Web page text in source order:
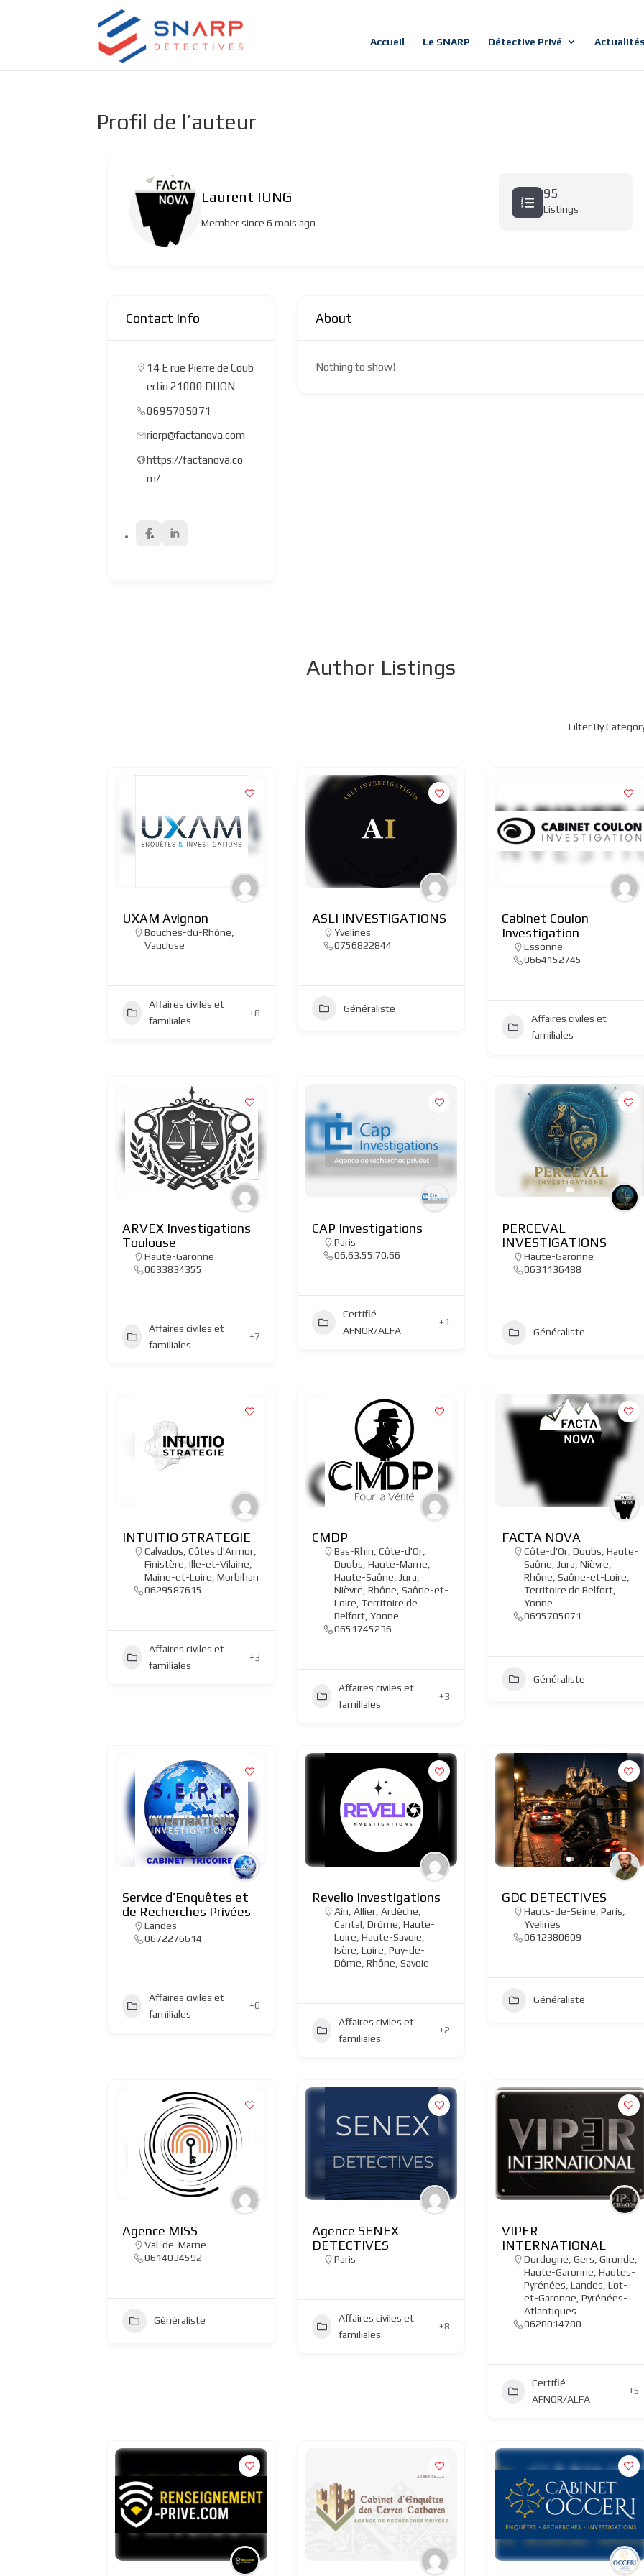
Accueil Le SNARP Détective Privé
Profil de l’auteur
Laurent IUNG
Member since 6 mois ago
95
Listings
Contact Info
14 E rue Pierre de Coub
ertin 21000 DIJON
0695705071
riorp@factanova.com
https://factanova.co
m/
About
Nothing to show!
Author Listings
Filter By
UXAM Avignon
Bouches-du-Rhône,
Vaucluse
Affaires civiles et
familiales
+8
ASLI INVESTIGATIONS
Yvelines
0756822844
Généraliste
Cabinet Coulon
Investigation
Essonne
0664152745
Affaires civiles et
familiales
ARVEX Investigations
Toulouse
Haute-Garonne
0633834355
Affaires civiles et
familiales
+7
CAP Investigations
Paris
06.63.55.70.66
Certifié
AFNOR/ALFA
+1
PERCEVAL
INVESTIGATIONS
Haute-Garonne
0631136488
Généraliste
INTUITIO STRATEGIE
Calvados ,Côtes d'Armor
Finistère ,Ille-et-Vilaine
Maine-et-Loire ,Morbihan
0629587615
Affaires civiles et
familiales
+3
CMDP
Bas-Rhin ,Côte-d'Or
Doubs ,Haute-Marne
Haute-Saône
Jura
Nièvre ,Rhône ,Saône-et-
Loire ,Territoire de
Belfort ,Yonne
0651745236
Affaires civiles et
familiales
+3
FACTA NOVA
Côte-d'Or ,Doubs ,Haute-
Saône
Jura ,Nièvre
Rhône ,Saône-et-Loire
Territoire de Belfort
Yonne
0695705071
Généraliste
Service d’Enquêtes et
de Recherches Privées
Landes
0672276614
Affaires civiles et
familiales
+6
Revelio Investigations
Ain ,Allier ,Ardèche
Cantal ,Drôme ,Haute-
Loire ,Haute-Savoie
Isère ,Loire ,Puy-de-
Dôme ,Rhône ,Savoie
Affaires civiles et
familiales
+2
GDC DETECTIVES
Hauts-de-Seine ,Paris
Yvelines
0612380609
Généraliste
Agence MISS
Val-de-Marne
0614034592
Généraliste
Agence SENEX
DETECTIVES
Paris
Affaires civiles et
familiales
+8
VIPER
INTERNATIONAL
Dordogne ,Gers ,Gironde
Haute-Garonne ,Hautes-
Pyrénées ,Landes ,Lot-
et-Garonne ,Pyrénées-
Atlantiques
0628014780
Certifié
AFNOR/ALFA
+5